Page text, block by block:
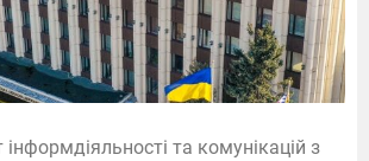
та комунікацій з